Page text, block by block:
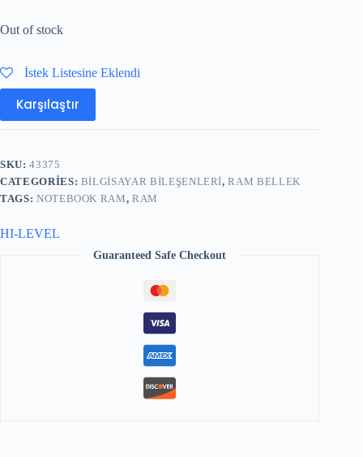
Out of stock
İstek Listesine Eklendi
Karşılaştır
SKU:43375
CATEGORIES: BILGISAYAR BILEŞENLERI,RAM BELLEK
TAGS: NOTEBOOK RAM,RAM
HI-LEVEL
Guaranteed Safe Checkout